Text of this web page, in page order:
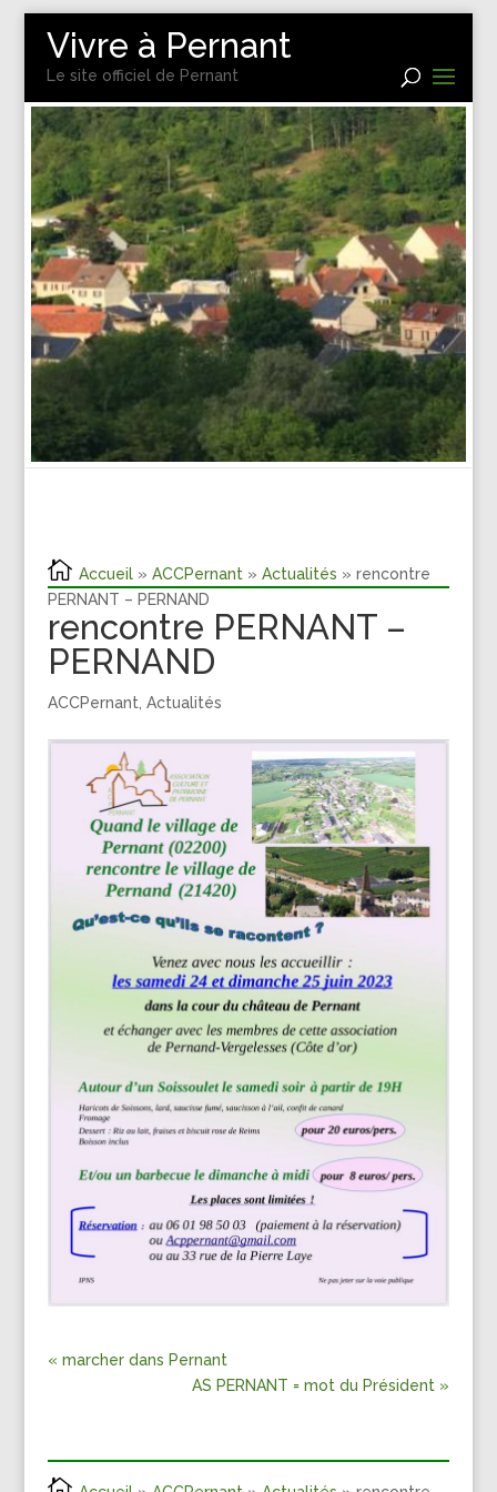
Vivre à Pernant
Le site officiel de Pernant
Accueil» ACCPernant» Actualités » rencontre
PERNANT – PERNAND
rencontre PERNANT –
PERNAND
ACCPernant Actualités
« marcher dans Pernant
AS PERNANT = mot du Président »